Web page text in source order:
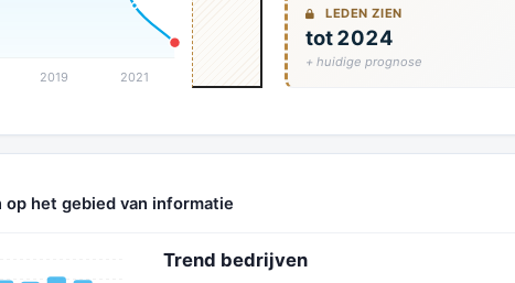
LEDEN ZIEN
tot 2024
+ huidige prognose
het gebied van informatie
Trend bedrijven